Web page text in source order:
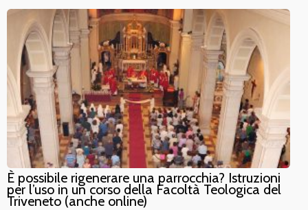
È possibile rigenerare una parrocchia? Istruzioni
per l’uso in un corso della Facoltà Teologica del
Triveneto (anche online)